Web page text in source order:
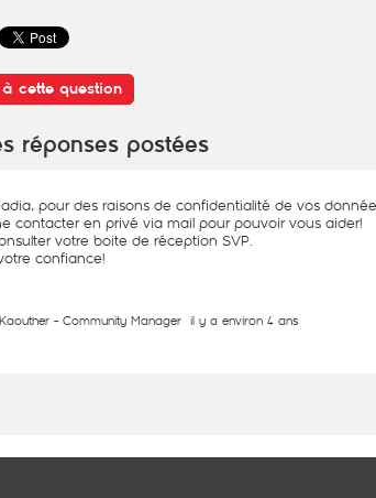
à cette question
réponses postées
pour des raisons de confidentialité de vos
contacter en privé via mail pour pouvoir vous aider!
votre boite de réception SVP.
confiance!
Kaouther - Community Manager il y a environ 4 ans